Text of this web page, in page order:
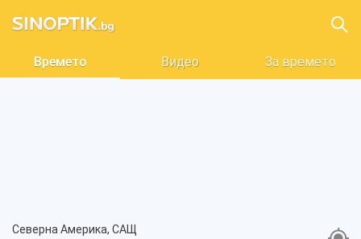
Времето Видео За времето
Северна Америка, САЩ